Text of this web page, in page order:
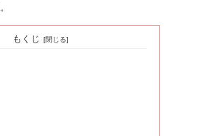
もくじ